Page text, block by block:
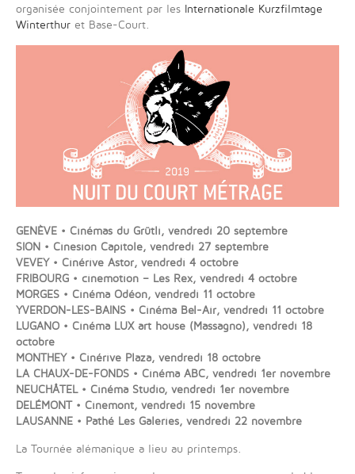
organisée conjointement par les Internationale Kurzfilmtage
Winterthur et Base-Court.
GENÈVE • Cinémas du Grütli, vendredi 20 septembre
SION • Cinesion Capitole, vendredi 27 septembre
VEVEY • Cinérive Astor, vendredi 4 octobre
FRIBOURG • cinemotion – Les Rex, vendredi 4 octobre
MORGES • Cinéma Odéon, vendredi 11 octobre
YVERDON-LES-BAINS • Cinéma Bel-Air, vendredi 11 octobre
LUGANO • Cinéma LUX art house (Massagno), vendredi 18
octobre
MONTHEY • Cinérive Plaza, vendredi 18 octobre
LA CHAUX-DE-FONDS • Cinéma ABC, vendredi 1er novembre
NEUCHÂTEL • Cinéma Studio, vendredi 1er novembre
DELÉMONT • Cinemont, vendredi 15 novembre
LAUSANNE • Pathé Les Galeries, vendredi 22 novembre
La Tournée alémanique a lieu au printemps.